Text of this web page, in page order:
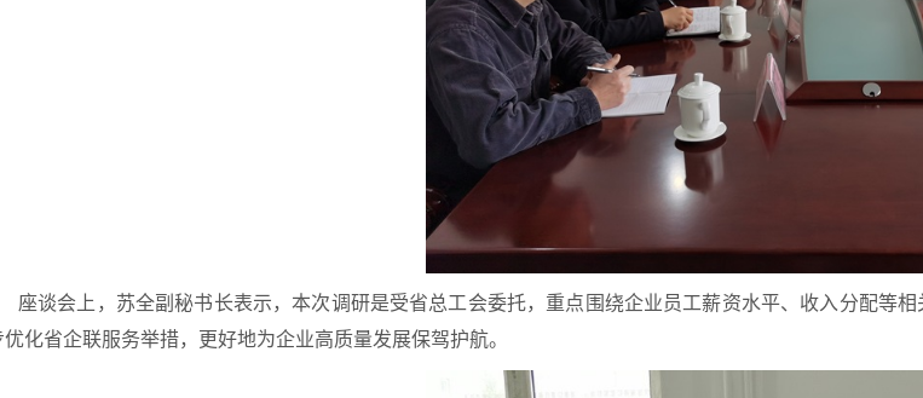
座谈会上，苏全副秘书长表示，本次调研是受省总工会委托，重点围绕企业员工薪资水平、收入分配等
优化省企联服务举措，更好地为企业高质量发展保驾护航。